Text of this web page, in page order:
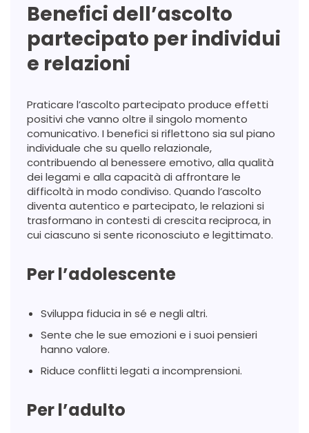
Benefici dell’ascolto
partecipato per individui
e relazioni
Praticare l’ascolto partecipato produce effetti
positivi che vanno oltre il singolo momento
comunicativo. I benefici si riflettono sia sul piano
individuale che su quello relazionale,
contribuendo al benessere emotivo, alla qualità
dei legami e alla capacità di affrontare le
difficoltà in modo condiviso. Quando l’ascolto
diventa autentico e partecipato, le relazioni si
trasformano in contesti di crescita reciproca, in
cui ciascuno si sente riconosciuto e legittimato.
Per l’adolescente
Sviluppa fiducia in sé e negli altri.
Sente che le sue emozioni e i suoi pensieri
hanno valore.
Riduce conflitti legati a incomprensioni.
Per l’adulto